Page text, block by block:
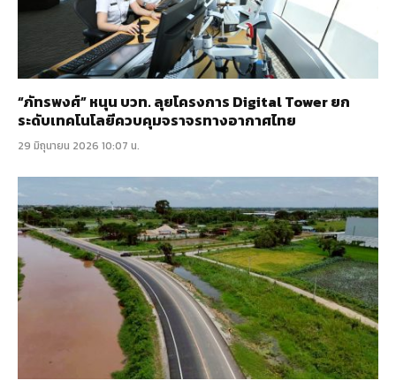
“ภัทรพงศ์” หนุน บวท. ลุยโครงการ Digital Tower ยก
ระดับเทคโนโลยีควบคุมจราจรทางอากาศไทย
29 มิถุนายน 2026 10:07 น.